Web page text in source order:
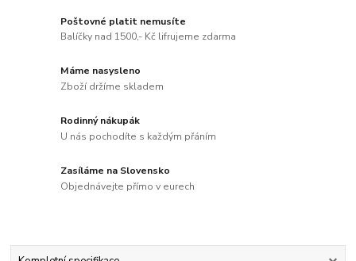
Poštovné platit nemusíte
Balíčky nad 1500,- Kč lifrujeme zdarma
Máme nasysleno
Zboží držíme skladem
Rodinný nákupák
U nás pochodíte s každým přáním
Zasíláme na Slovensko
Objednávejte přímo v eurech